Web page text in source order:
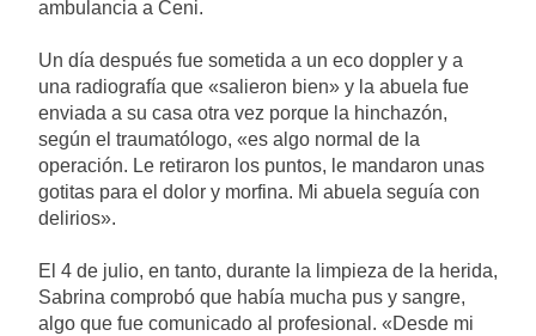
2 Días Atrás
El temporal se despide del
AMBA: cuándo dejará de
llover y llega una ola de frío
con mínimas cercanas a 1°C
2 Días Atrás
Kicillof marchó contra la
Ley de Propiedad Privada
de Seguridad de Quilmes,
Hernán Ocampo, tras la
difusión de chats privados
2 Días Atrás
ambulancia a Ceni.
Un día después fue sometida a un eco doppler y a
una radiografía que «salieron bien» y la abuela fue
enviada a su casa otra vez porque la hinchazón,
según el traumatólogo, «es algo normal de la
operación. Le retiraron los puntos, le mandaron unas
gotitas para el dolor y morfina. Mi abuela seguía con
delirios».
El 4 de julio, en tanto, durante la limpieza de la herida,
Sabrina comprobó que había mucha pus y sangre,
algo que fue comunicado al profesional. «Desde mi